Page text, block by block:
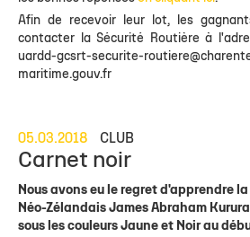
Afin de recevoir leur lot, les
contacter la Sécurité Routière à
uardd-gcsrt-securite-
maritime.gouv.fr
05.03.2018 CLUB
Carnet noir
Nous avons eu le regret d'apprendre
Néo-Zélandais James Abraham
sous les couleurs Jaune et Noir au